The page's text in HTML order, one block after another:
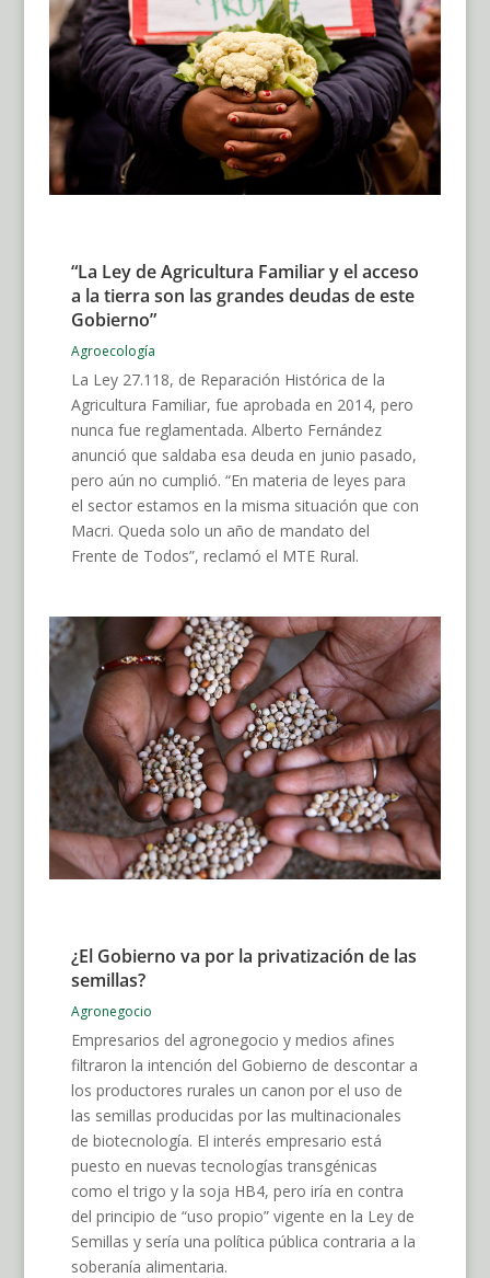
“La Ley de Agricultura Familiar y el acceso
a la tierra son las grandes deudas de este
Gobierno”
Agroecología
La Ley 27.118, de Reparación Histórica de la
Agricultura Familiar, fue aprobada en 2014, pero
nunca fue reglamentada. Alberto Fernández
anunció que saldaba esa deuda en junio pasado,
pero aún no cumplió. “En materia de leyes para
el sector estamos en la misma situación que con
Macri. Queda solo un año de mandato del
Frente de Todos”, reclamó el MTE Rural.
¿El Gobierno va por la privatización de las
semillas?
Agronegocio
Empresarios del agronegocio y medios afines
filtraron la intención del Gobierno de descontar a
los productores rurales un canon por el uso de
las semillas producidas por las multinacionales
de biotecnología. El interés empresario está
puesto en nuevas tecnologías transgénicas
como el trigo y la soja HB4, pero iría en contra
del principio de “uso propio” vigente en la Ley de
Semillas y sería una política pública contraria a la
soberanía alimentaria.